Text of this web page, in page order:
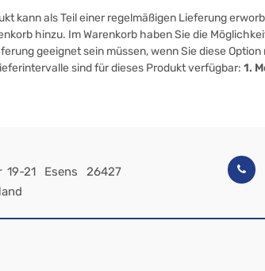
kann als Teil einer regelmäßigen Lieferung
hinzu. Im Warenkorb haben Sie die
geeignet sein müssen, wenn Sie diese
sind für dieses Produkt verfügbar:1.
19-21 Esens
26427